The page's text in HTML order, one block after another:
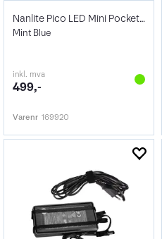
Nanlite Pico LED Mini Pocket Light
Mint Blue
inkl. mva
499,-
Varenr 169920